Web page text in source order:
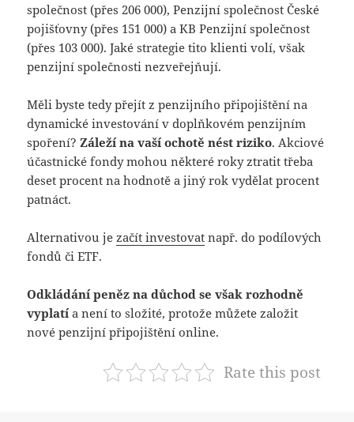
společnost (přes 206 000), Penzijní společnost České
pojišťovny (přes 151 000) a KB Penzijní společnost
(přes 103 000). Jaké strategie tito klienti volí, však
penzijní společnosti nezveřejňují.
Měli byste tedy přejít z penzijního připojištění na
dynamické investování v doplňkovém penzijním
spoření?Záleží na vaší ochotě nést riziko. Akciové
účastnické fondy mohou některé roky ztratit třeba
deset procent na hodnotě a jiný rok vydělat procent
patnáct.
Alternativou jezačít investovat např. do podílových
fondů či ETF.
Odkládání peněz na důchod se však rozhodně
vyplatí a není to složité, protože můžete založit
nové penzijní připojištění online.
Rate this post